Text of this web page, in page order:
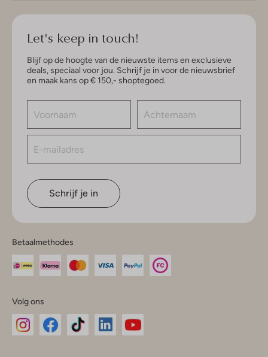
Let's keep in touch!
Blijf op de hoogte van de nieuwste items en exclusieve
deals, speciaal voor jou. Schrijf je in voor de nieuwsbrief
en maak kans op € 150,- shoptegoed.
Schrijf je in
Betaalmethodes
Volg ons